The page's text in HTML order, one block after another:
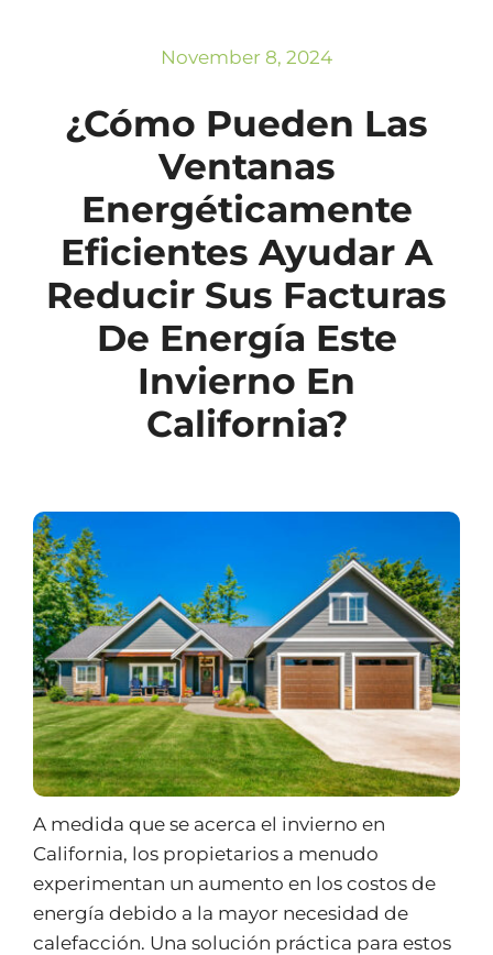
November 8, 2024
¿Cómo Pueden Las
Ventanas
Energéticamente
Eficientes Ayudar A
Reducir Sus Facturas
De Energía Este
Invierno En
California?
A medida que se acerca el invierno en
California, los propietarios a menudo
experimentan un aumento en los costos de
energía debido a la mayor necesidad de
calefacción. Una solución práctica para estos